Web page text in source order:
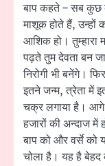
बाप कहते – सब कुछ
माशूक होते हैं, उन्हों
आशिक हो।
पढ़ते तुम देवता बन
निरोगी भी बनेंगे।
इतने जन्म, त्रेता में
चक्र लगाया है। आगे
हजारों की अन्दाज
बाप को और वर्से को
चोला है। यह है बेहद